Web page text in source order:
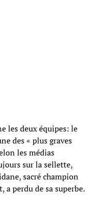
les deux équipes: le
des « plus graves
les médias
sur la sellette,
sacré champion
a perdu de sa superbe.